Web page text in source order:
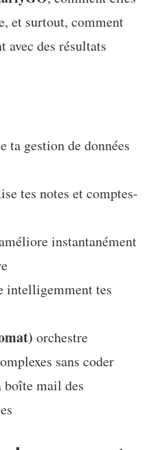
et surtout, comment
avec des résultats
ta gestion de données
tes notes et comptes-
instantanément
intelligemment tes
orchestre
sans coder
boîte mail des